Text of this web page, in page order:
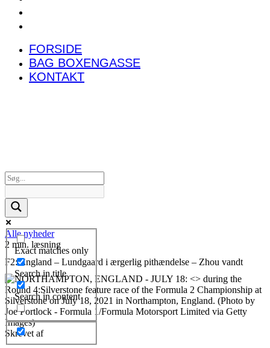
FORSIDE
BAG BOXENGASSE
KONTAKT
Exact matches only
Search in title
Search in content
Alle nyheder
2 min. læsning
F2: England – Lundgaard i ærgerlig pithændelse – Zhou vandt
Skrevet af